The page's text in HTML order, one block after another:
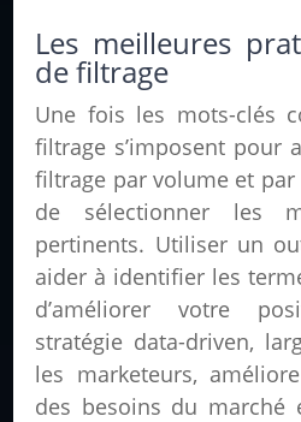
Les meilleures
de filtrage
Une fois les mots-clés
filtrage s’imposent pour
filtrage par volume et
de sélectionner les
pertinents. Utiliser un
aider à identifier les
d’améliorer votre
stratégie data-driven,
les marketeurs,
des besoins du marché